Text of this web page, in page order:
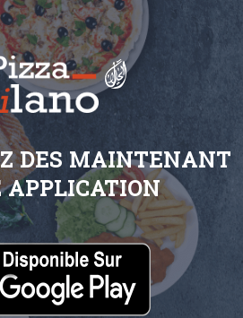
DES MAINTENANT
APPLICATION